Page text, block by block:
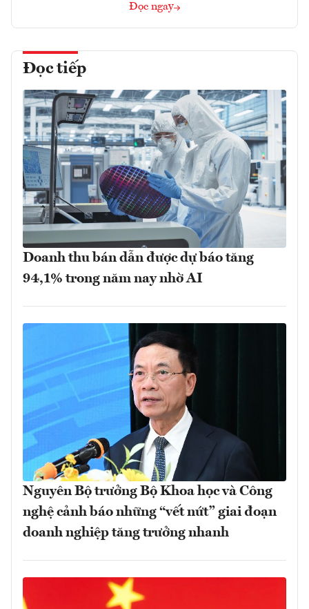
Đọc ngay
Đọc tiếp
Doanh thu bán dẫn được dự báo tăng
94,1% trong năm nay nhờ AI
Nguyên Bộ trưởng Bộ Khoa học và Công
nghệ cảnh báo những “vết nứt” giai đoạn
doanh nghiệp tăng trưởng nhanh